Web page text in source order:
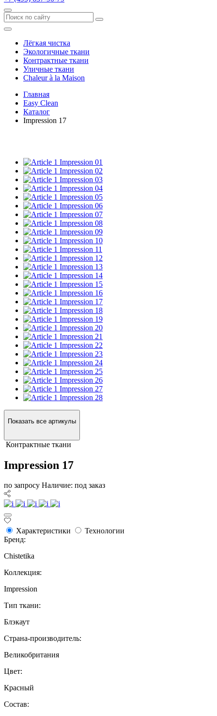
Лёгкая чистка
Экологичные ткани
Контрактные ткани
Уличные ткани
Сhaleur à la Maison
Главная
Easy Clean
Каталог
Impression 17
Impression 01
Impression 02
Impression 03
Impression 04
Impression 05
Impression 06
Impression 07
Impression 08
Impression 09
Impression 10
Impression 11
Impression 12
Impression 13
Impression 14
Impression 15
Impression 16
Impression 17
Impression 18
Impression 19
Impression 20
Impression 21
Impression 22
Impression 23
Impression 24
Impression 25
Impression 26
Impression 27
Impression 28
Показать все артикулы
Контрактные ткани
Impression 17
по запросу Наличие: под заказ
Характеристики
Технологии
Бренд:
Chistetika
Коллекция:
Impression
Тип ткани:
Блэкаут
Страна-производитель:
Великобритания
Цвет:
Красный
Состав: